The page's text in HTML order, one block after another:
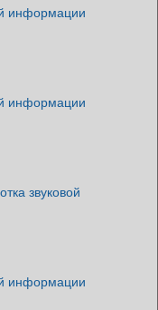
информации
информации
звуковой
информации